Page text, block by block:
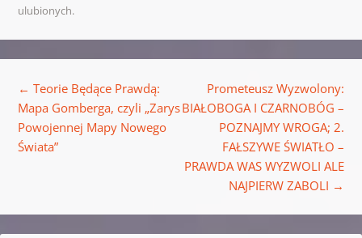
ulubionych.
← Teorie Będące Prawdą:
Mapa Gomberga, czyli „Zarys
Powojennej Mapy Nowego
Świata”
Prometeusz Wyzwolony:
BIAŁOBOGA I CZARNOBÓG –
POZNAJMY WROGA; 2.
FAŁSZYWE ŚWIATŁO –
PRAWDA WAS WYZWOLI ALE
NAJPIERW ZABOLI →